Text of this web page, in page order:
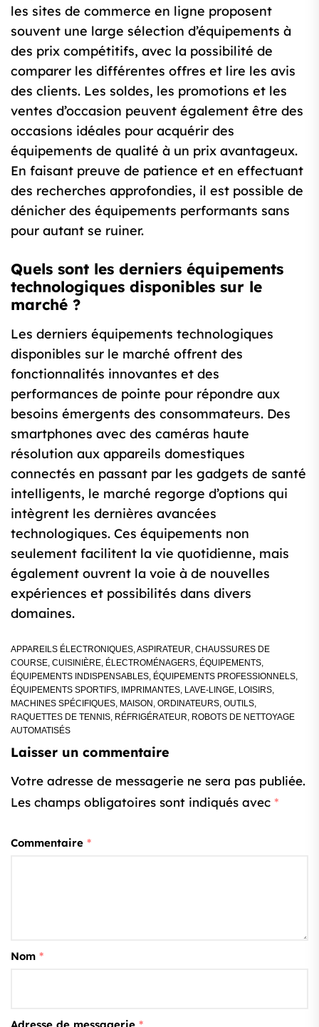
les sites de commerce en ligne proposent
souvent une large sélection d’équipements à
des prix compétitifs, avec la possibilité de
comparer les différentes offres et lire les avis
des clients. Les soldes, les promotions et les
ventes d’occasion peuvent également être des
occasions idéales pour acquérir des
équipements de qualité à un prix avantageux.
En faisant preuve de patience et en effectuant
des recherches approfondies, il est possible de
dénicher des équipements performants sans
pour autant se ruiner.
Quels sont les derniers équipements
technologiques disponibles sur le
marché ?
Les derniers équipements technologiques
disponibles sur le marché offrent des
fonctionnalités innovantes et des
performances de pointe pour répondre aux
besoins émergents des consommateurs. Des
smartphones avec des caméras haute
résolution aux appareils domestiques
connectés en passant par les gadgets de santé
intelligents, le marché regorge d’options qui
intègrent les dernières avancées
technologiques. Ces équipements non
seulement facilitent la vie quotidienne, mais
également ouvrent la voie à de nouvelles
expériences et possibilités dans divers
domaines.
APPAREILS ÉLECTRONIQUES,ASPIRATEUR, CHAUSSURES DE
COURSE, CUISINIÈRE, ÉLECTROMÉNAGERS, ÉQUIPEMENTS,
ÉQUIPEMENTS INDISPENSABLES, ÉQUIPEMENTS PROFESSIONNELS,
ÉQUIPEMENTS SPORTIFS, IMPRIMANTES, LAVE-LINGE, LOISIRS,
MACHINES SPÉCIFIQUES, MAISON , ORDINATEURS, OUTILS,
RAQUETTES DE TENNIS, RÉFRIGÉRATEUR, ROBOTS DE NETTOYAGE
AUTOMATISÉS
Laisser un commentaire
Votre adresse de messagerie ne sera pas publiée.
Les champs obligatoires sont indiqués avec *
Commentaire *
Nom *